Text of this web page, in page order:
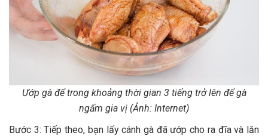
Ướp gà để trong khoảng thời gian 3 tiếng trở lên để gà
ngấm gia vị (Ảnh: Internet)
Bước 3: Tiếp theo, bạn lấy cánh gà đã ướp cho ra đĩa và lăn